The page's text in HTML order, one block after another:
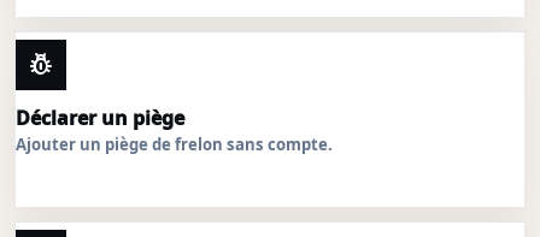
pest_control
Déclarer un piège
Ajouter un piège de frelon sans compte.